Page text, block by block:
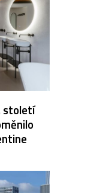
století